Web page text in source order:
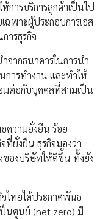
การบริการลูกค้าเป็นไป
พาะผู้ประกอบการเอส
ารธุรกิจ
จากธนาคารในการนำ
การทำงาน และทำให้
มต่อกับบุคคลที่สามเป็น
อความยั่งยืน ร้อย
ที่ยั่งยืน ธุรกิจมองว่า
ของบริษัทให้ดีขึ้น ทั้งยัง
ไทยได้ประกาศพันธ
นศูนย์ (net zero) มี